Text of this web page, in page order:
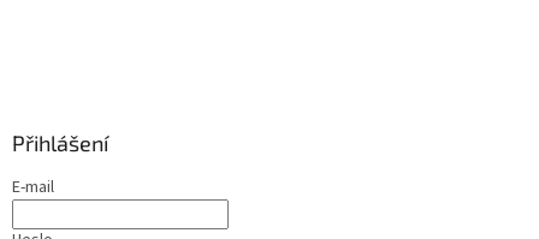
Přihlášení
E-mail